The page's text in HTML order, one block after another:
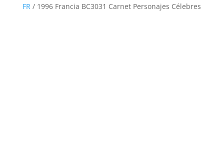
FR/ 1996 Francia BC3031 Carnet Personajes Célebres